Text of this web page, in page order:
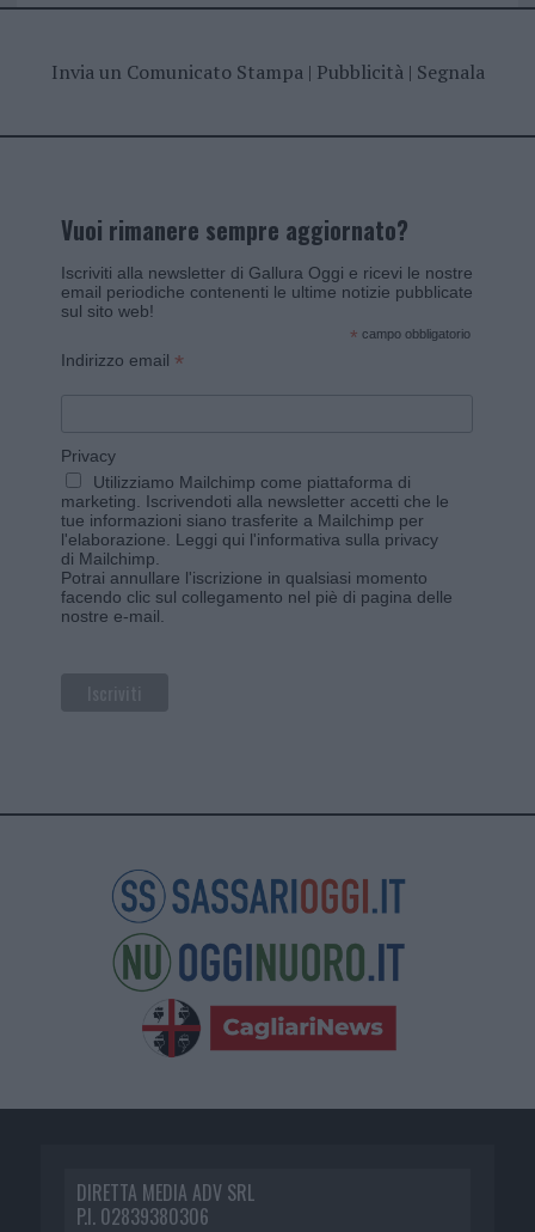
Invia un Comunicato Stampa| Pubblicità| Segnala
Vuoi rimanere sempre aggiornato?
Iscriviti alla newsletter di Gallura Oggi e ricevi le nostre
email periodiche contenenti le ultime notizie pubblicate
sul sito web!
* campo obbligatorio
Indirizzo email *
Privacy
Utilizziamo Mailchimp come piattaforma di
marketing. Iscrivendoti alla newsletter accetti che le
tue informazioni siano trasferite a Mailchimp per
l'elaborazione. Leggi qui l'informativa sulla privacy
di Mailchimp
Potrai annullare l'iscrizione in qualsiasi momento
facendo clic sul collegamento nel piè di pagina delle
nostre e-mail.
DIRETTA MEDIA ADV SRL
P.I. 02839380306